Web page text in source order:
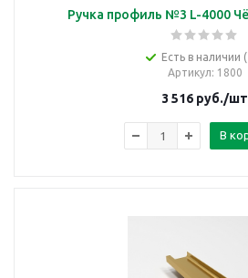
Ручка профиль №3 L-4000
Есть в наличии
Артикул: 1800
3 516 руб./шт
В